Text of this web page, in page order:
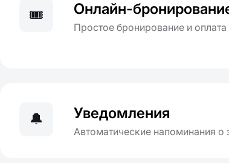
🎟️ Онлайн-
Простое бронирование и
🔔 Уведомления
Автоматические напоминания о